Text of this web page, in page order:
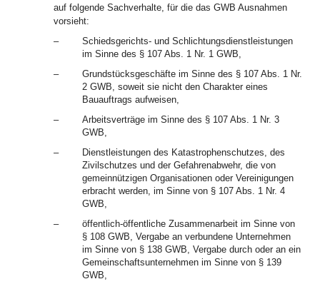
auf folgende Sachverhalte, für die das GWB Ausnahmen
vorsieht:
–
Schiedsgerichts- und Schlichtungsdienstleistungen
im Sinne des § 107 Abs. 1 Nr. 1 GWB,
–
Grundstücksgeschäfte im Sinne des § 107 Abs. 1 Nr.
2 GWB, soweit sie nicht den Charakter eines
Bauauftrags aufweisen,
–
Arbeitsverträge im Sinne des § 107 Abs. 1 Nr. 3
GWB,
–
Dienstleistungen des Katastrophenschutzes, des
Zivilschutzes und der Gefahrenabwehr, die von
gemeinnützigen Organisationen oder Vereinigungen
erbracht werden, im Sinne von § 107 Abs. 1 Nr. 4
GWB,
–
öffentlich-öffentliche Zusammenarbeit im Sinne von
§ 108 GWB, Vergabe an verbundene Unternehmen
im Sinne von § 138 GWB, Vergabe durch oder an ein
Gemeinschaftsunternehmen im Sinne von § 139
GWB,